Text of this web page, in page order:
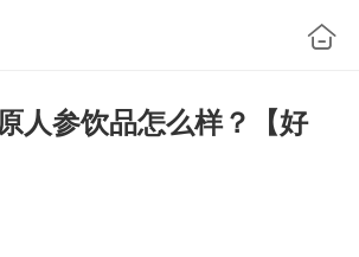
人参饮品怎么样？【好